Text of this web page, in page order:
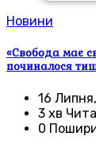
Новини
«Свобода має
починалося
16
3 хв
0